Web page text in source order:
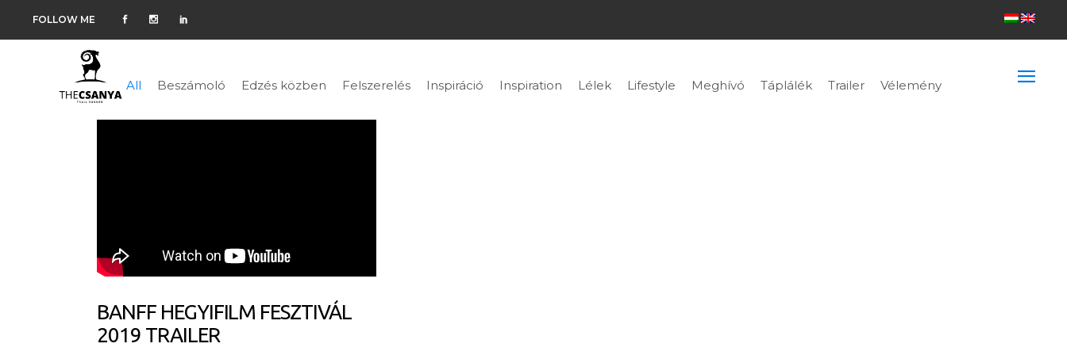
FOLLOW ME
All Beszámoló Edzés közben Felszerelés Inspiráció Inspiration Lélek Lifestyle Meghívó Táplálék Trailer Vélemény
BANFF HEGYIFILM FESZTIVÁL
2019 TRAILER